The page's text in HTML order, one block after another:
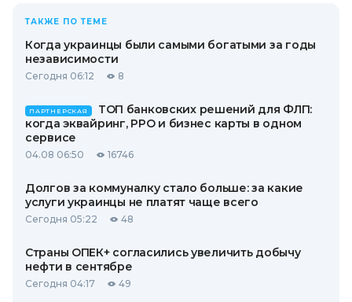
ТАКЖЕ ПО ТЕМЕ
Когда украинцы были самыми богатыми за годы
независимости
Сегодня 06:12 8
ПАРТНЕРСКАЯ
ТОП банковских решений для ФЛП:
когда эквайринг, РРО и бизнес карты в одном
сервисе
04.08 06:50 16746
Долгов за коммуналку стало больше: за какие
услуги украинцы не платят чаще всего
Сегодня 05:22 48
Страны ОПЕК+ согласились увеличить добычу
нефти в сентябре
Сегодня 04:17 49